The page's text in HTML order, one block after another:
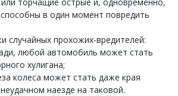
в один момент повредить
случайных прохожих-вредителей:
любой автомобиль может стать
хулигана;
колеса может стать даже края
наезде на таковой.